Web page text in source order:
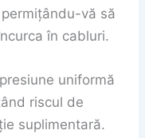
vă să
în cabluri.
uniformă
riscul de
suplimentară.